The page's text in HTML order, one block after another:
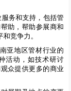
务和支持，包括管
助，帮助参展商和
竞争力。
亚地区管材行业的
活动，如技术研讨
众提供更多的商业